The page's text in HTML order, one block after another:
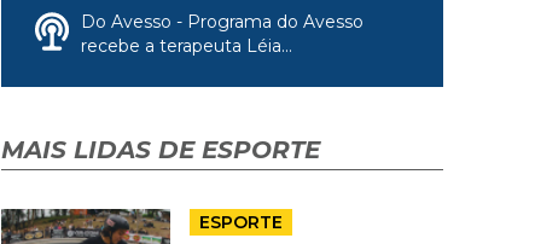
Do Avesso - Programa do Avesso
recebe a terapeuta Léia...
MAIS LIDAS DE ESPORTE
ESPORTE